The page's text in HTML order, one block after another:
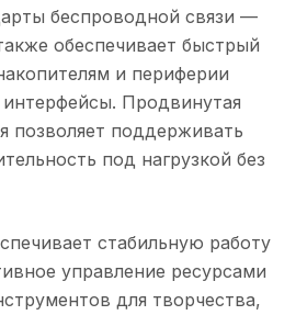
беспроводной связи —
обеспечивает быстрый
и периферии
Продвинутая
позволяет поддерживать
под нагрузкой без
стабильную работу
управление ресурсами
для творчества,